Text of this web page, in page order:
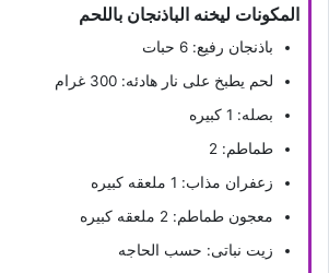
المکونات لیخنه الباذنجان باللحم
باذنجان رفیع: 6 حبات
لحم یطبخ على نار هادئه: 300 غرام
بصله: 1 کبیره
طماطم: 2
زعفران مذاب: 1 ملعقه کبیره
معجون طماطم: 2 ملعقه کبیره
زیت نباتی: حسب الحاجه